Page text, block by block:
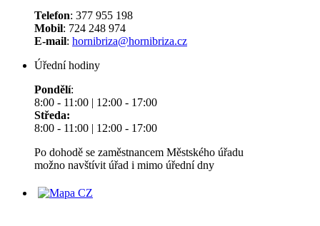
Telefon: 377 955 198
Mobil: 724 248 974
E-mail: hornibriza@hornibriza.cz
Úřední hodiny
Pondělí:
8:00 - 11:00 | 12:00 - 17:00
Středa:
8:00 - 11:00 | 12:00 - 17:00
Po dohodě se zaměstnancem Městského úřadu
možno navštívit úřad i mimo úřední dny